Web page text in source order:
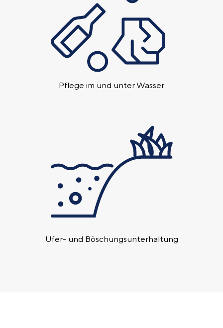
Pflege im und unter Wasser
Ufer- und Böschungs­unterhaltung